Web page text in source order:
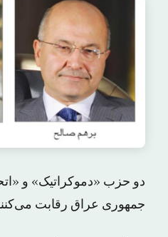
دو حزب «دموکراتیک» و
جمهوری عراق رقابت